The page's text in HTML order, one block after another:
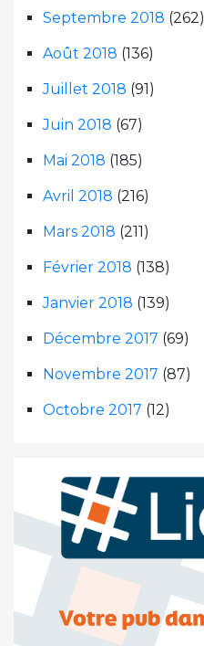
Septembre 2018 (262)
Août 2018 (136)
Juillet 2018 (91)
Juin 2018 (67)
Mai 2018 (185)
Avril 2018 (216)
Mars 2018 (211)
Février 2018 (138)
Janvier 2018 (139)
Décembre 2017 (69)
Novembre 2017 (87)
Octobre 2017 (12)